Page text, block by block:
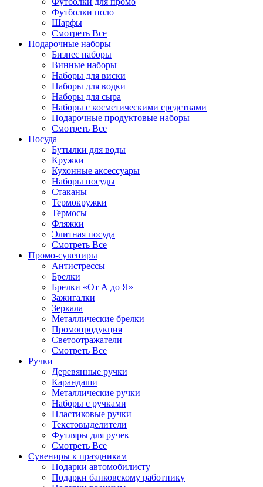
Футболки поло
Шарфы
Смотреть Все
Подарочные наборы
Бизнес наборы
Винные наборы
Наборы для виски
Наборы для водки
Наборы для сыра
Наборы с косметическими средствами
Подарочные продуктовые наборы
Смотреть Все
Посуда
Бутылки для воды
Кружки
Кухонные аксессуары
Наборы посуды
Стаканы
Термокружки
Термосы
Фляжки
Элитная посуда
Смотреть Все
Промо-сувениры
Антистрессы
Брелки
Брелки «От А до Я»
Зажигалки
Зеркала
Металлические брелки
Промопродукция
Светоотражатели
Смотреть Все
Ручки
Деревянные ручки
Карандаши
Металлические ручки
Наборы с ручками
Пластиковые ручки
Текстовыделители
Футляры для ручек
Смотреть Все
Сувениры к праздникам
Подарки автомобилисту
Подарки банковскому работнику